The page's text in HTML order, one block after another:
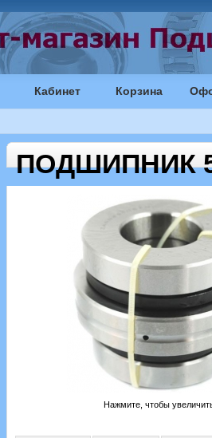
Кабинет Корзина
ПОДШИПНИК
Нажмите, чтобы